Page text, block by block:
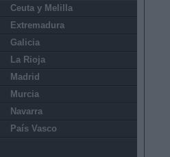
Ceuta y Melilla
Extremadura
Galicia
La Rioja
Madrid
Murcia
Navarra
País Vasco